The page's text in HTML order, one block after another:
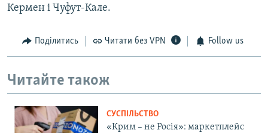
Кермен і Чуфут-Кале.
Поділитись Читати без VPN Follow us
Читайте також
СУСПІЛЬСТВО
«Крим – не Росія»: маркетплейс